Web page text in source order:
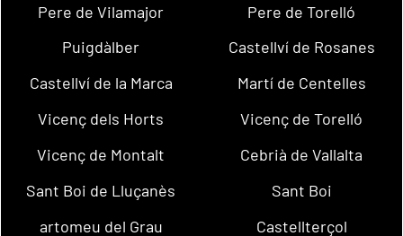
Pere de Vilamajor
Pere de Torelló
Puigdàlber
Castellví de Rosanes
Castellví de la Marca
Martí de Centelles
Vicenç dels Horts
Vicenç de Torelló
Vicenç de Montalt
Cebrià de Vallalta
Sant Boi de Lluçanès
Sant Boi
artomeu del Grau
Castellterçol